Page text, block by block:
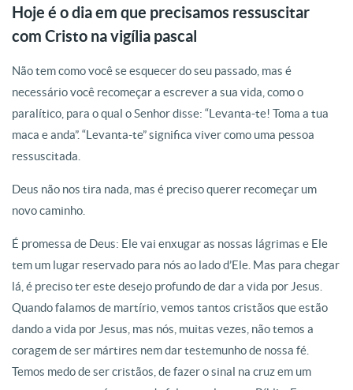
Hoje é o dia em que precisamos ressuscitar
com Cristo na vigília pascal
Não tem como você se esquecer do seu passado, mas é
necessário você recomeçar a escrever a sua vida, como o
paralítico, para o qual o Senhor disse: “Levanta-te! Toma a tua
maca e anda”. “Levanta-te” significa viver como uma pessoa
ressuscitada.
Deus não nos tira nada, mas é preciso querer recomeçar um
novo caminho.
É promessa de Deus: Ele vai enxugar as nossas lágrimas e Ele
tem um lugar reservado para nós ao lado d’Ele. Mas para chegar
lá, é preciso ter este desejo profundo de dar a vida por Jesus.
Quando falamos de martírio, vemos tantos cristãos que estão
dando a vida por Jesus, mas nós, muitas vezes, não temos a
coragem de ser mártires nem dar testemunho de nossa fé.
Temos medo de ser cristãos, de fazer o sinal na cruz em um